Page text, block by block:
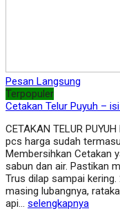
Pesan Langsung
Terpopuler
Cetakan Telur Puyuh –
CETAKAN TELUR
pcs harga sudah
Membersihkan Cetakan
sabun dan air. Pastikan
Trus dilap sampai
masing lubangnya,
api… selengkapnya